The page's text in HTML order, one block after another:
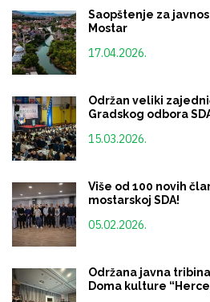
Saopštenje za
Mostar
17.04.2026.
Održan veliki
Gradskog odbora
15.03.2026.
Više od 100 novih
mostarskoj SDA!
05.02.2026.
Održana javna
Doma kulture